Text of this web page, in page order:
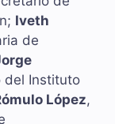
Iveth
de
del Instituto
López,